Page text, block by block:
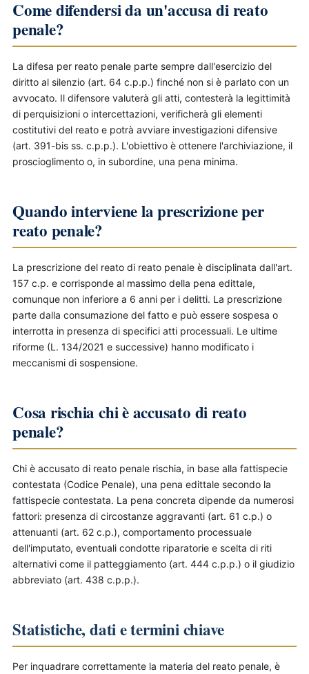
Come difendersi da un'accusa di reato
penale?
La difesa per reato penale parte sempre dall'esercizio del
diritto al silenzio (art. 64 c.p.p.) finché non si è parlato con un
avvocato. Il difensore valuterà gli atti, contesterà la legittimità
di perquisizioni o intercettazioni, verificherà gli elementi
costitutivi del reato e potrà avviare investigazioni difensive
(art. 391-bis ss. c.p.p.). L'obiettivo è ottenere l'archiviazione, il
proscioglimento o, in subordine, una pena minima.
Quando interviene la prescrizione per
reato penale?
La prescrizione del reato di reato penale è disciplinata dall'art.
157 c.p. e corrisponde al massimo della pena edittale,
comunque non inferiore a 6 anni per i delitti. La prescrizione
parte dalla consumazione del fatto e può essere sospesa o
interrotta in presenza di specifici atti processuali. Le ultime
riforme (L. 134/2021 e successive) hanno modificato i
meccanismi di sospensione.
Cosa rischia chi è accusato di reato
penale?
Chi è accusato di reato penale rischia, in base alla fattispecie
contestata (Codice Penale), una pena edittale secondo la
fattispecie contestata. La pena concreta dipende da numerosi
fattori: presenza di circostanze aggravanti (art. 61 c.p.) o
attenuanti (art. 62 c.p.), comportamento processuale
dell'imputato, eventuali condotte riparatorie e scelta di riti
alternativi come il patteggiamento (art. 444 c.p.p.) o il giudizio
abbreviato (art. 438 c.p.p.).
Statistiche, dati e termini chiave
Per inquadrare correttamente la materia del reato penale, è